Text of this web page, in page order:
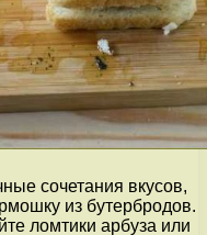
сочетания вкусов,
из бутербродов.
ломтики арбуза или